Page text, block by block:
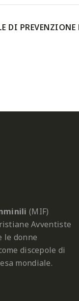
DI
(MIF)
Avventiste
le donne
discepole di
mondiale.